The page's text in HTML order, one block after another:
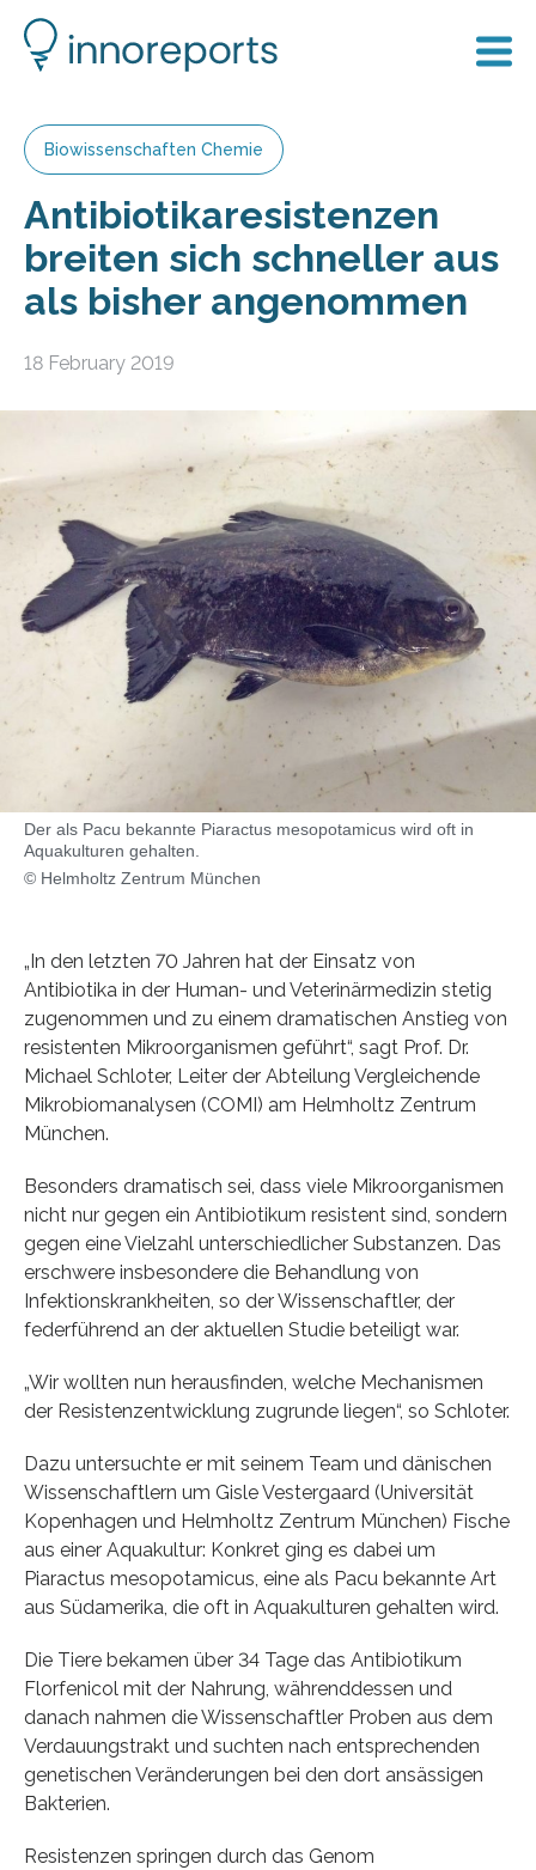
Biowissenschaften Chemie
Antibiotikaresistenzen
breiten sich schneller aus
als bisher angenommen
18 February 2019
Der als Pacu bekannte Piaractus mesopotamicus wird oft in
Aquakulturen gehalten.
© Helmholtz Zentrum München
„In den letzten 70 Jahren hat der Einsatz von
Antibiotika in der Human- und Veterinärmedizin stetig
zugenommen und zu einem dramatischen Anstieg von
resistenten Mikroorganismen geführt“, sagt Prof. Dr.
Michael Schloter, Leiter der Abteilung Vergleichende
Mikrobiomanalysen (COMI) am Helmholtz Zentrum
München.
Besonders dramatisch sei, dass viele Mikroorganismen
nicht nur gegen ein Antibiotikum resistent sind, sondern
gegen eine Vielzahl unterschiedlicher Substanzen. Das
erschwere insbesondere die Behandlung von
Infektionskrankheiten, so der Wissenschaftler, der
federführend an der aktuellen Studie beteiligt war.
„Wir wollten nun herausfinden, welche Mechanismen
der Resistenzentwicklung zugrunde liegen“, so Schloter.
Dazu untersuchte er mit seinem Team und dänischen
Wissenschaftlern um Gisle Vestergaard (Universität
Kopenhagen und Helmholtz Zentrum München) Fische
aus einer Aquakultur: Konkret ging es dabei um
Piaractus mesopotamicus, eine als Pacu bekannte Art
aus Südamerika, die oft in Aquakulturen gehalten wird.
Die Tiere bekamen über 34 Tage das Antibiotikum
Florfenicol mit der Nahrung, währenddessen und
danach nahmen die Wissenschaftler Proben aus dem
Verdauungstrakt und suchten nach entsprechenden
genetischen Veränderungen bei den dort ansässigen
Bakterien.
Resistenzen springen durch das Genom